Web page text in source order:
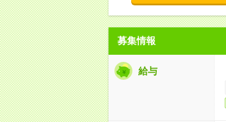
募集情報
給与